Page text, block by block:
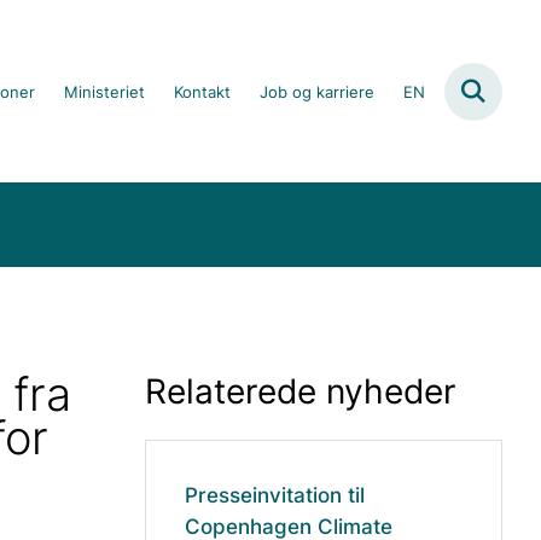
Ministeriet Kontakt Job og karriere EN
fra Relaterede nyheder
Presseinvitation til
Copenhagen Climate